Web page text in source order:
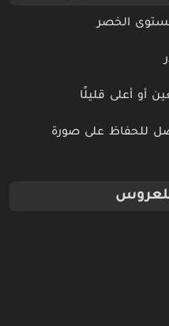
الخصر
أو أعلى قليلًا
للحفاظ على صورة